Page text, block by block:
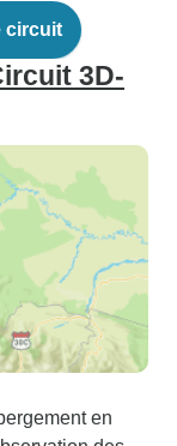
circuit
3D-
en